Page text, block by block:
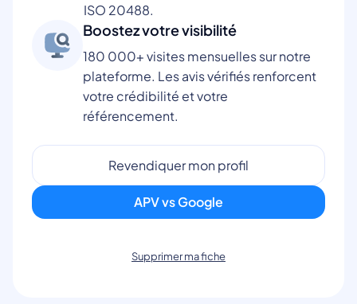
ISO 20488.
Boostez votre visibilité
180 000+ visites mensuelles sur notre
plateforme. Les avis vérifiés renforcent
votre crédibilité et votre
référencement.
Revendiquer mon profil
APV vs Google
Supprimer ma fiche